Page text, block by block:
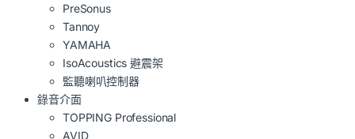
PreSonus
Tannoy
YAMAHA
IsoAcoustics 避震架
監聽喇叭控制器
錄音介面
TOPPING Professional
AVID